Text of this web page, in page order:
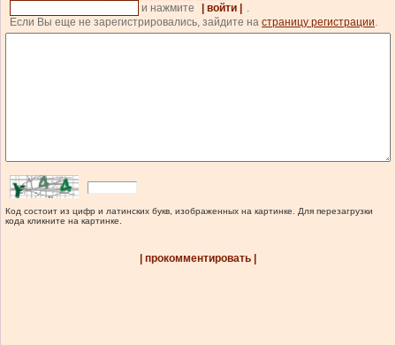
и нажмите
| войти |
.
Если Вы еще не зарегистрировались, зайдите на страницу регистрации.
Код состоит из цифр и латинских букв, изображенных на картинке. Для перезагрузки
кода кликните на картинке.
| прокомментировать |